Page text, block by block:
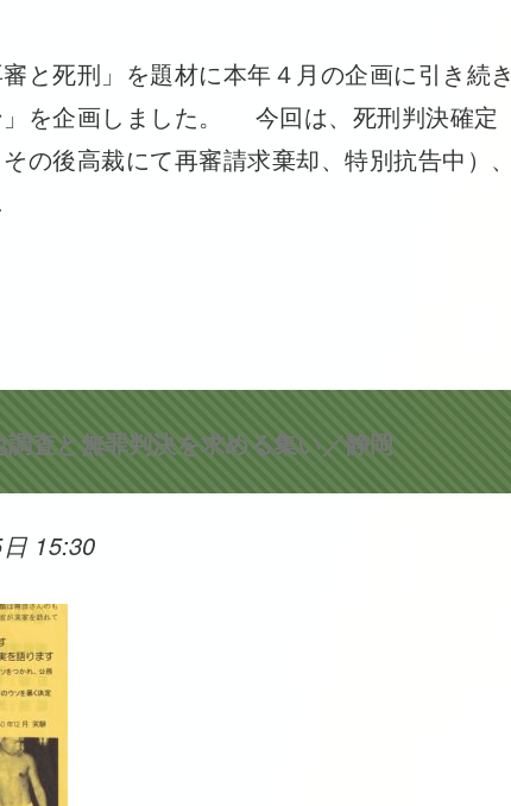
と死刑」を題材に本年４月の企画に引き続き
」を企画しました。 今回は、死刑判決確定
の後高裁にて再審請求棄却、特別抗告中）、
査と無罪判決を求める集い／静岡
15:30